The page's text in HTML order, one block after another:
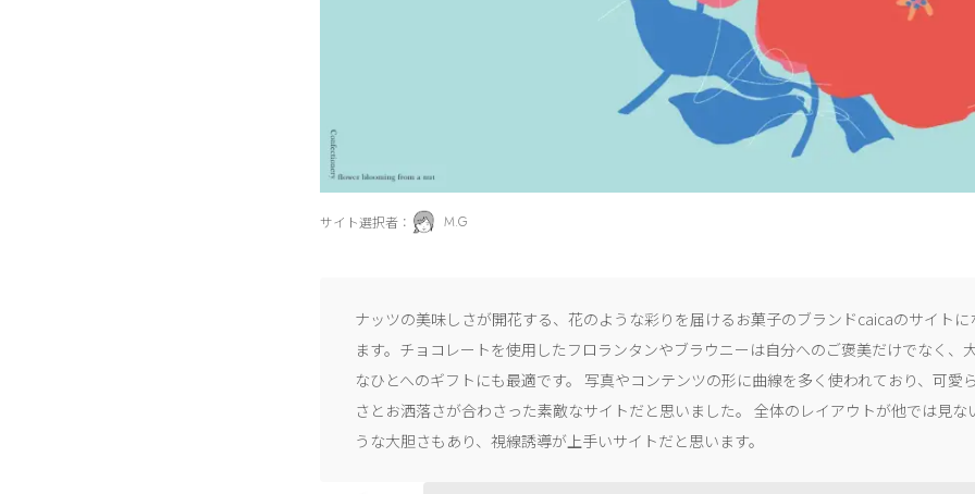
サイト選択者： M.G
ナッツの美味しさが開花する、花のような彩りを届けるお菓子のブランドcaicaのサイトに
ます。チョコレートを使用したフロランタンやブラウニーは自分へのご褒美だけでなく、
なひとへのギフトにも最適です。 写真やコンテンツの形に曲線を多く使われており、可愛
さとお洒落さが合わさった素敵なサイトだと思いました。 全体のレイアウトが他では見な
うな大胆さもあり、視線誘導が上手いサイトだと思います。